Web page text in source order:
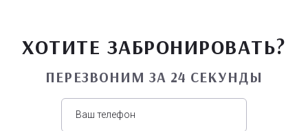
ХОТИТЕ ЗАБРОНИРОВАТЬ?
ПЕРЕЗВОНИМ ЗА 24 СЕКУНДЫ